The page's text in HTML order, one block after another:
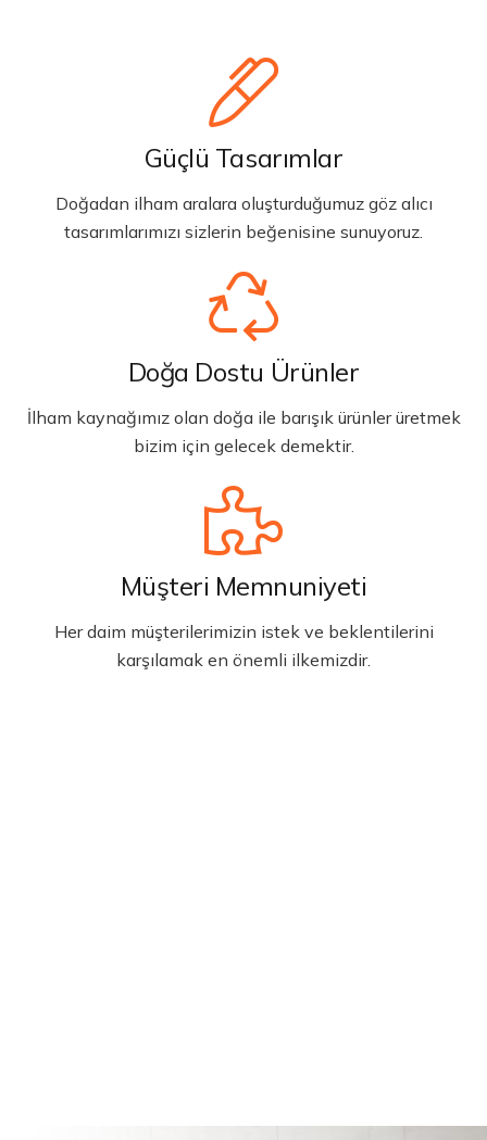
Güçlü Tasarımlar
Doğadan ilham aralara oluşturduğumuz göz alıcı
tasarımlarımızı sizlerin beğenisine sunuyoruz.
Doğa Dostu Ürünler
İlham kaynağımız olan doğa ile barışık ürünler üretmek
bizim için gelecek demektir.
Müşteri Memnuniyeti
Her daim müşterilerimizin istek ve beklentilerini
karşılamak en önemli ilkemizdir.